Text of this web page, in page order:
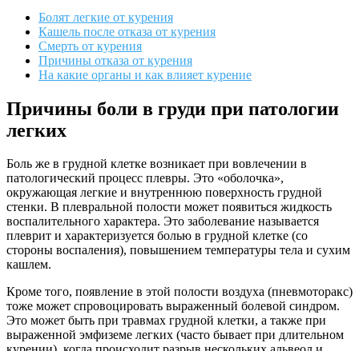
Болят легкие от курения
Кашель после отказа от курения
Смерть от курения
Причины отказа от курения
На какие органы и как влияет курение
Причины боли в груди при патологии
легких
Боль же в грудной клетке возникает при вовлечении в
патологический процесс плевры. Это «оболочка»,
окружающая легкие и внутреннюю поверхность грудной
стенки. В плевральной полости может появиться жидкость
воспалительного характера. Это заболевание называется
плеврит и характеризуется болью в грудной клетке (со
стороны воспаления), повышением температуры тела и сухим
кашлем.
Кроме того, появление в этой полости воздуха (пневмоторакс)
тоже может спровоцировать выраженный болевой синдром.
Это может быть при травмах грудной клетки, а также при
выраженной эмфиземе легких (часто бывает при длительном